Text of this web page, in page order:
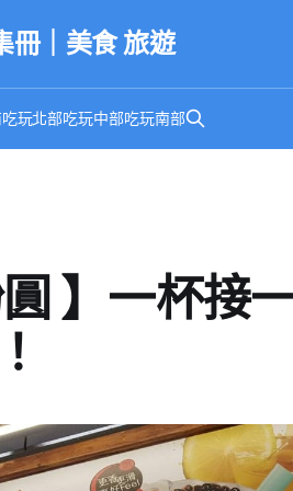
冊｜美食 旅遊
吃玩北部吃玩中部吃玩南部
圓 】一杯接